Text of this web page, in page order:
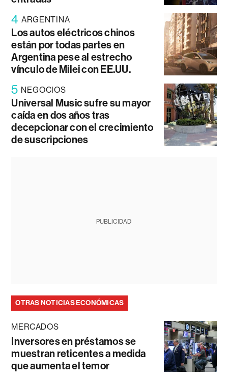
4 ARGENTINA
Los autos eléctricos chinos
están por todas partes en
Argentina pese al estrecho
vínculo de Milei con EE.UU.
5 NEGOCIOS
Universal Music sufre su mayor
caída en dos años tras
decepcionar con el crecimiento
de suscripciones
PUBLICIDAD
OTRAS NOTICIAS ECONÓMICAS
MERCADOS
Inversores en préstamos se
muestran reticentes a medida
que aumenta el temor